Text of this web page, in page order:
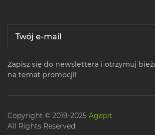
Zapisz się do newslettera i otrzymuj
na temat promocji!
Copyright © 2019-2025 Agapit
All Rights Reserved.